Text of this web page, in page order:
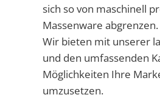
sich so von maschinell
Massenware abgrenzen.
Wir bieten mit unserer
und den umfassenden
Möglichkeiten Ihre
umzusetzen.